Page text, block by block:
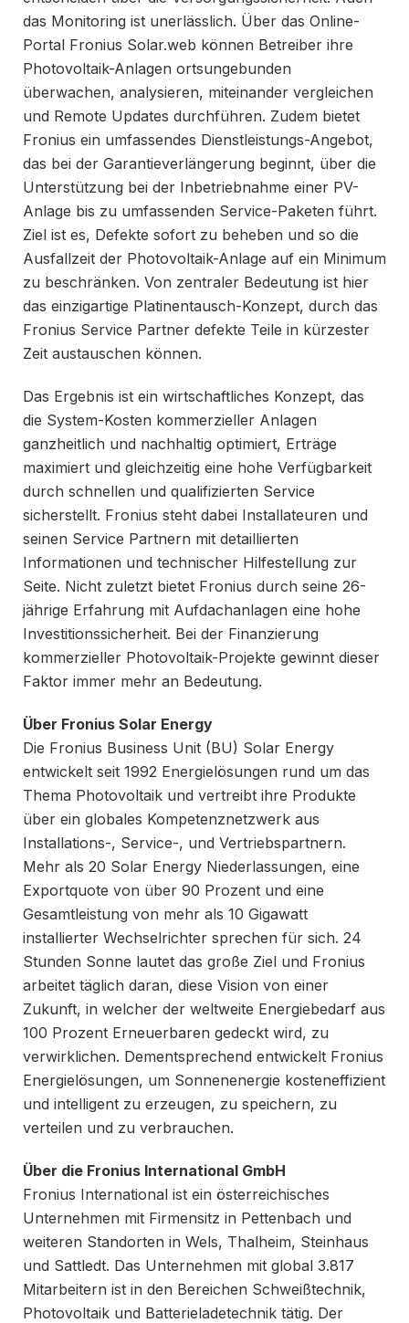
das Monitoring ist unerlässlich. Über das Online-
Portal Fronius Solar.web können Betreiber ihre
Photovoltaik-Anlagen ortsungebunden
überwachen, analysieren, miteinander vergleichen
und Remote Updates durchführen. Zudem bietet
Fronius ein umfassendes Dienstleistungs-Angebot,
das bei der Garantieverlängerung beginnt, über die
Unterstützung bei der Inbetriebnahme einer PV-
Anlage bis zu umfassenden Service-Paketen führt.
Ziel ist es, Defekte sofort zu beheben und so die
Ausfallzeit der Photovoltaik-Anlage auf ein Minimum
zu beschränken. Von zentraler Bedeutung ist hier
das einzigartige Platinentausch-Konzept, durch das
Fronius Service Partner defekte Teile in kürzester
Zeit austauschen können.
Das Ergebnis ist ein wirtschaftliches Konzept, das
die System-Kosten kommerzieller Anlagen
ganzheitlich und nachhaltig optimiert, Erträge
maximiert und gleichzeitig eine hohe Verfügbarkeit
durch schnellen und qualifizierten Service
sicherstellt. Fronius steht dabei Installateuren und
seinen Service Partnern mit detaillierten
Informationen und technischer Hilfestellung zur
Seite. Nicht zuletzt bietet Fronius durch seine 26-
jährige Erfahrung mit Aufdachanlagen eine hohe
Investitionssicherheit. Bei der Finanzierung
kommerzieller Photovoltaik-Projekte gewinnt dieser
Faktor immer mehr an Bedeutung.
Über Fronius Solar Energy
Die Fronius Business Unit (BU) Solar Energy
entwickelt seit 1992 Energielösungen rund um das
Thema Photovoltaik und vertreibt ihre Produkte
über ein globales Kompetenznetzwerk aus
Installations-, Service-, und Vertriebspartnern.
Mehr als 20 Solar Energy Niederlassungen, eine
Exportquote von über 90 Prozent und eine
Gesamtleistung von mehr als 10 Gigawatt
installierter Wechselrichter sprechen für sich. 24
Stunden Sonne lautet das große Ziel und Fronius
arbeitet täglich daran, diese Vision von einer
Zukunft, in welcher der weltweite Energiebedarf aus
100 Prozent Erneuerbaren gedeckt wird, zu
verwirklichen. Dementsprechend entwickelt Fronius
Energielösungen, um Sonnenenergie kosteneffizient
und intelligent zu erzeugen, zu speichern, zu
verteilen und zu verbrauchen.
Über die Fronius International GmbH
Fronius International ist ein österreichisches
Unternehmen mit Firmensitz in Pettenbach und
weiteren Standorten in Wels, Thalheim, Steinhaus
und Sattledt. Das Unternehmen mit global 3.817
Mitarbeitern ist in den Bereichen Schweißtechnik,
Photovoltaik und Batterieladetechnik tätig. Der